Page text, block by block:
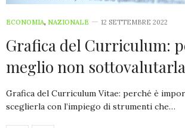
ECONOMIA, NAZIONALE 12 SETTEMBRE 2022
Grafica del Curriculum:
meglio non sottovalutarla
Grafica del Curriculum Vitae: perché è
sceglierla con l’impiego di strumenti che…